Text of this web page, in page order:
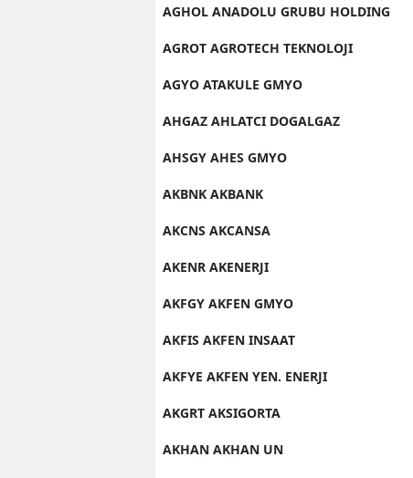
AGHOL ANADOLU GRUBU HOLDING
AGROT AGROTECH TEKNOLOJI
AGYO ATAKULE GMYO
AHGAZ AHLATCI DOGALGAZ
AHSGY AHES GMYO
AKBNK AKBANK
AKCNS AKCANSA
AKENR AKENERJI
AKFGY AKFEN GMYO
AKFIS AKFEN INSAAT
AKFYE AKFEN YEN. ENERJI
AKGRT AKSIGORTA
AKHAN AKHAN UN